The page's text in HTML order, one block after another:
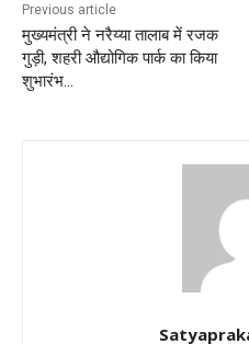
Previous article
मुख्यमंत्री ने नरैय्या तालाब में रजक
गुड़ी, शहरी औद्योगिक पार्क का किया
शुभारंभ…